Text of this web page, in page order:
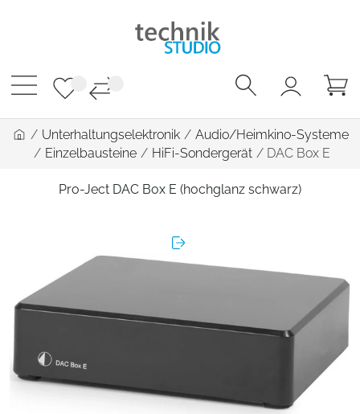
/ Unterhaltungselektronik / Audio/Heimkino-Systeme
/ Einzelbausteine / HiFi-Sondergerät / DAC Box E
Pro-Ject DAC Box E (hochglanz schwarz)